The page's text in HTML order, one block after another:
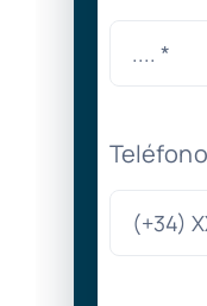
Teléfono